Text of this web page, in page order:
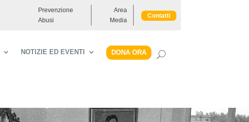
Prevenzione
Abusi
Area
Media
Contatti
NOTIZIE ED EVENTI DONA ORA